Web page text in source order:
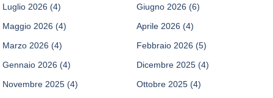
Luglio 2026 (4) Giugno 2026 (6)
Maggio 2026 (4) Aprile 2026 (4)
Marzo 2026 (4) Febbraio 2026 (5)
Gennaio 2026 (4) Dicembre 2025 (4)
Novembre 2025 (4) Ottobre 2025 (4)